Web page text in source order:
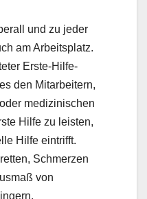
und zu jeder
am Arbeitsplatz.
Erste-Hilfe-
den Mitarbeitern,
medizinischen
Hilfe zu leisten,
Hilfe eintrifft.
Schmerzen
von